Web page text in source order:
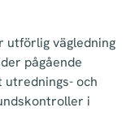
utförlig vägledning
pågående
och
i